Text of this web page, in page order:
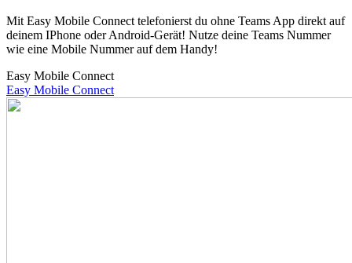
Mit Easy Mobile Connect telefonierst du ohne Teams App direkt auf
deinem IPhone oder Android-Gerät! Nutze deine Teams Nummer
wie eine Mobile Nummer auf dem Handy!
Easy Mobile Connect
Easy Mobile Connect